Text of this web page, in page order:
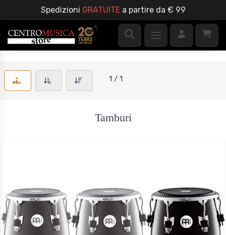
Spedizioni GRATUITEa partire da € 99
1 / 1
Tamburi